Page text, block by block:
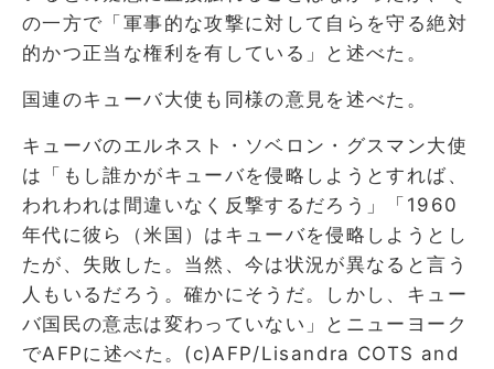
の一方で「軍事的な攻撃に対して自らを守る絶対
的かつ正当な権利を有している」と述べた。
国連のキューバ大使も同様の意見を述べた。
キューバのエルネスト・ソベロン・グスマン大使
は「もし誰かがキューバを侵略しようとすれば、
われわれは間違いなく反撃するだろう」「1960
年代に彼ら（米国）はキューバを侵略しようとし
たが、失敗した。当然、今は状況が異なると言う
人もいるだろう。確かにそうだ。しかし、キュー
バ国民の意志は変わっていない」とニューヨーク
でAFPに述べた。(c)AFP/Lisandra COTS and